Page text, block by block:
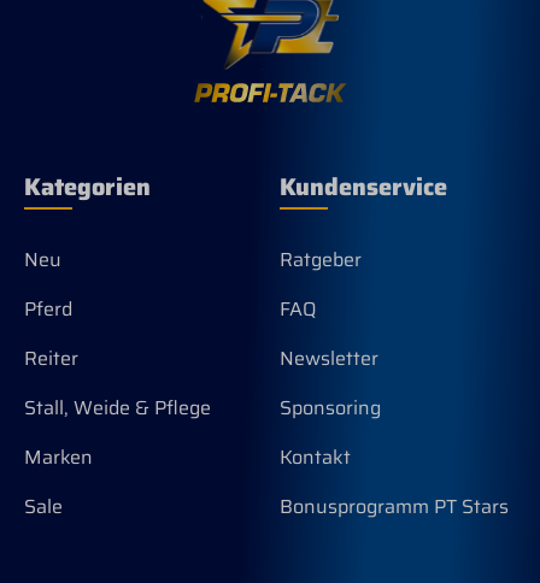
Kategorien
Neu
Pferd
Reiter
Stall, Weide & Pflege
Marken
Sale
Kundenservice
Ratgeber
FAQ
Newsletter
Sponsoring
Kontakt
Bonusprogramm PT Stars